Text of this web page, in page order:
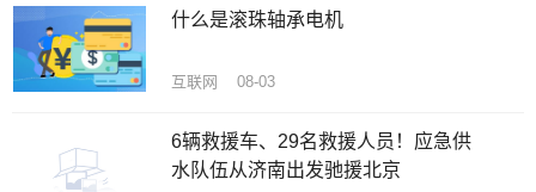
什么是滚珠轴承电机
互联网 08-03
6辆救援车、29名救援人员！应急供
水队伍从济南出发驰援北京